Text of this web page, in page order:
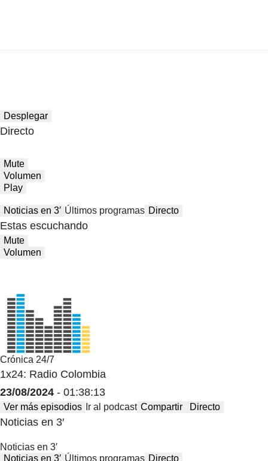
Desplegar
Directo
Mute
Volumen
Play
Noticias en 3′ Últimos programas Directo
Estas escuchando
Mute
Volumen
Crónica 24/7
1x24: Radio Colombia
23/08/2024 - 01:38:13
Ver más episodios Ir al podcast Compartir Directo
Noticias en 3′
Noticias en 3′
Noticias en 3′ Últimos programas Directo